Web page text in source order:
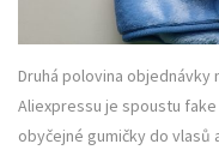
Druhá polovina objednávky
Aliexpressu je spoustu
obyčejné gumičky do vlasů